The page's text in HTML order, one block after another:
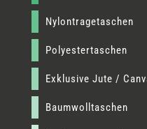
Nylontragetaschen
Polyestertaschen
Exklusive Jute /
Baumwolltaschen